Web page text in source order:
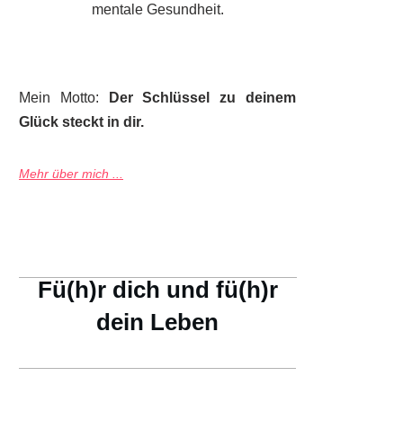
mentale Gesundheit.
Mein Motto:
Der Schlüssel zu deinem
Glück steckt in dir.
Mehr über mich ...
Fü(h)r dich und fü(h)r
dein Leben